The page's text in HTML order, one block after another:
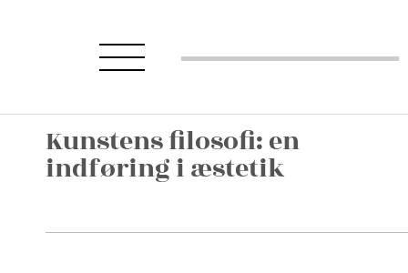
Kunstens filosofi: en
indføring i æstetik